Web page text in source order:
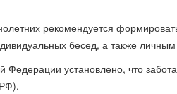
рекомендуется
бесед, а также
Федерации установлено, что